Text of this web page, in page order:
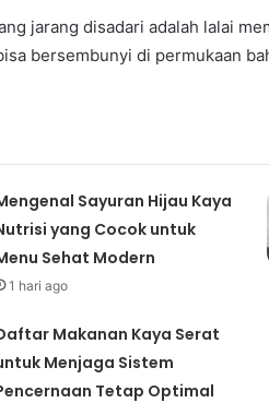
jarang disadari adalah lalai
bersembunyi di permukaan
Sayuran Hijau Kaya
yang Cocok untuk
Sehat Modern
1 hari ago
Makanan Kaya Serat
Menjaga Sistem
Tetap Optimal